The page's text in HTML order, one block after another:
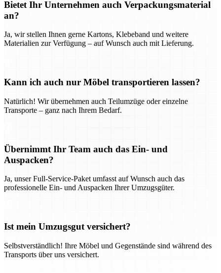
Bietet Ihr Unternehmen auch Verpackungsmaterial
an?
Ja, wir stellen Ihnen gerne Kartons, Klebeband und weitere
Materialien zur Verfügung – auf Wunsch auch mit Lieferung.
Kann ich auch nur Möbel transportieren lassen?
Natürlich! Wir übernehmen auch Teilumzüge oder einzelne
Transporte – ganz nach Ihrem Bedarf.
Übernimmt Ihr Team auch das Ein- und
Auspacken?
Ja, unser Full-Service-Paket umfasst auf Wunsch auch das
professionelle Ein- und Auspacken Ihrer Umzugsgüter.
Ist mein Umzugsgut versichert?
Selbstverständlich! Ihre Möbel und Gegenstände sind während des
Transports über uns versichert.